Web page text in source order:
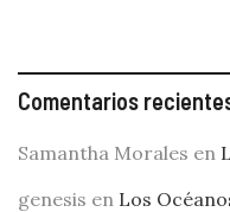
Comentarios
Samantha Morales en
genesis en Los